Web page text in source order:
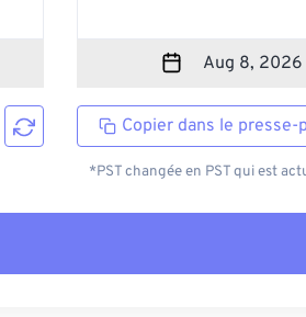
Copier dans le presse-
*PST changée en PST qui est